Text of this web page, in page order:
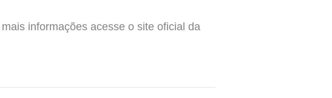
informações acesse o site oficial da